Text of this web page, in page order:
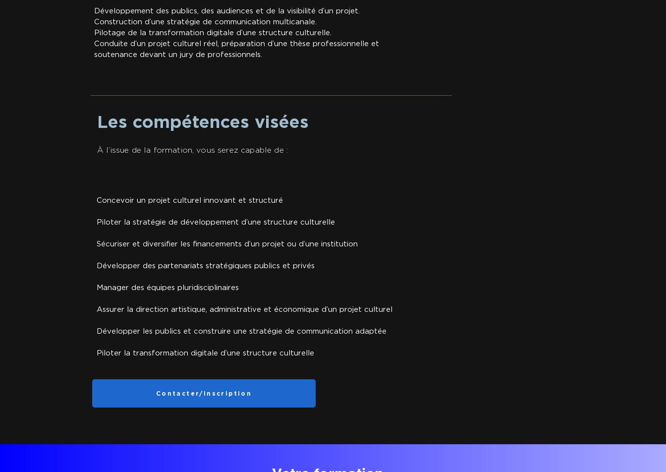
Développement des publics, des audiences et de la visibilité d’un projet.
Construction d’une stratégie de communication multicanale.
Pilotage de la transformation digitale d’une structure culturelle.
Conduite d’un projet culturel réel, préparation d’une thèse professionnelle et
soutenance devant un jury de professionnels.
Les compétences visées
À l’issue de la formation, vous serez capable de :
Concevoir un projet culturel innovant et structuré
Piloter la stratégie de développement d’une structure culturelle
Sécuriser et diversifier les financements d’un projet ou d’une institution
Développer des partenariats stratégiques publics et privés
Manager des équipes pluridisciplinaires
Assurer la direction artistique, administrative et économique d’un projet culturel
Développer les publics et construire une stratégie de communication adaptée
Piloter la transformation digitale d’une structure culturelle
Contacter/Inscription